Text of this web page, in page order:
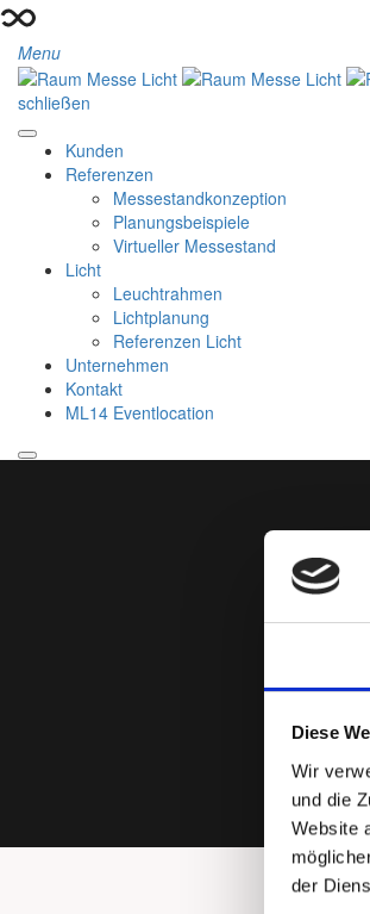
Diese
Wir
und die
Website
der
Menu
schließen
Kunden
Referenzen
Messestandkonzeption
Planungsbeispiele
Virtueller Messestand
Licht
Leuchtrahmen
Lichtplanung
Referenzen Licht
Unternehmen
Kontakt
ML14 Eventlocation